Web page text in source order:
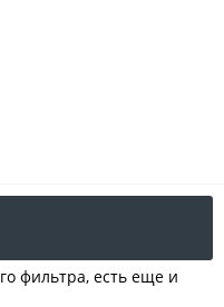
фильтра, есть еще и